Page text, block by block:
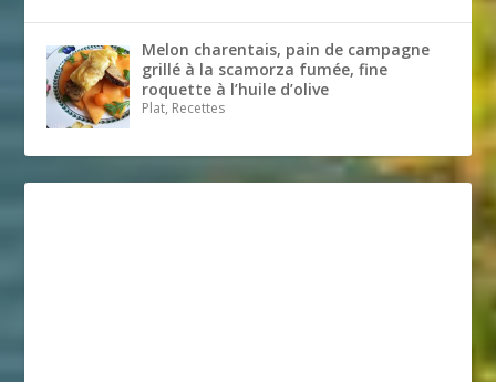
Melon charentais, pain de campagne
grillé à la scamorza fumée, fine
roquette à l’huile d’olive
Plat, Recettes